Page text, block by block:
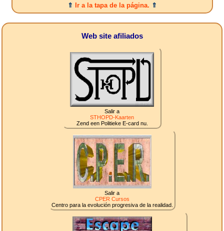
⇑
Ir a la tapa de la página. ⇑
Web site afiliados
Salir a
STHOPD-Kaarten
Zend een Politieke E-card nu.
Salir a
CPER Cursos
Centro para la evolución progresiva de la realidad.